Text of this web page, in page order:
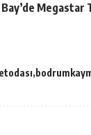
Megastar